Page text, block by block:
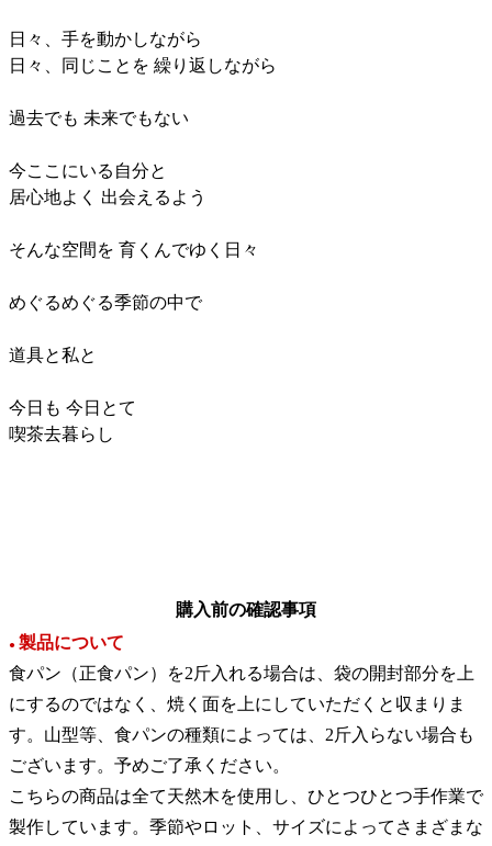
日々、手を動かしながら
日々、同じことを 繰り返しながら
過去でも 未来でもない
今ここにいる自分と
居心地よく 出会えるよう
そんな空間を 育くんでゆく日々
めぐるめぐる季節の中で
道具と私と
今日も 今日とて
喫茶去暮らし
購入前の確認事項
● 製品について
食パン（正食パン）を2斤入れる場合は、袋の開封部分を上
にするのではなく、焼く面を上にしていただくと収まりま
す。山型等、食パンの種類によっては、2斤入らない場合も
ございます。予めご了承ください。
こちらの商品は全て天然木を使用し、ひとつひとつ手作業で
製作しています。季節やロット、サイズによってさまざまな